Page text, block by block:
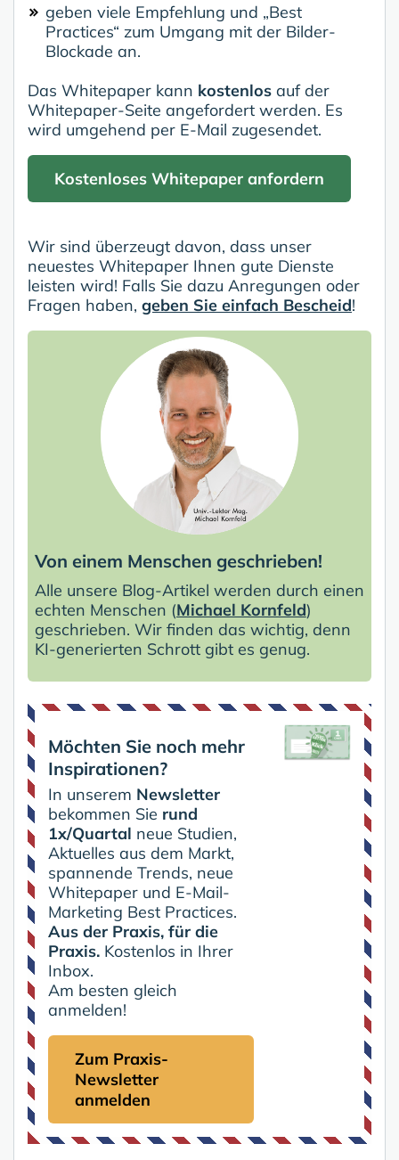
geben viele Empfehlung und „Best
Practices“ zum Umgang mit der Bilder-
Blockade an.
Das Whitepaper kann kostenlos auf der
Whitepaper-Seite angefordert werden. Es
wird umgehend per E-Mail zugesendet.
Kostenloses Whitepaper anfordern
Wir sind überzeugt davon, dass unser
neuestes Whitepaper Ihnen gute Dienste
leisten wird! Falls Sie dazu Anregungen oder
Fragen haben, geben Sie einfach Bescheid!
Von einem Menschen geschrieben!
Alle unsere Blog-Artikel werden durch einen
echten Menschen (Michael Kornfeld)
geschrieben. Wir finden das wichtig, denn
KI-generierten Schrott gibt es genug.
Möchten Sie noch mehr
Inspirationen?
In unserem Newsletter
bekommen Sie rund
1x/Quartal neue Studien,
Aktuelles aus dem Markt,
spannende Trends, neue
Whitepaper und E-Mail-
Marketing Best Practices.
Aus der Praxis, für die
Praxis. Kostenlos in Ihrer
Inbox.
Am besten gleich
anmelden!
Zum Praxis-
Newsletter
anmelden